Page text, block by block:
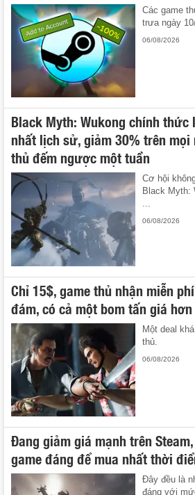
Các game
trưa ngày
06/08/2026
Black Myth: Wukong chính
nhất lịch sử, giảm 30% trên mọi
thủ đếm ngược một tuần
Cơ hội
Black Myth:
...
06/08/2026
Chỉ 15$, game thủ nhận miễn
đám, có cả một bom tấn giá
Một deal
thủ.
06/08/2026
Đang giảm giá mạnh trên
game đáng để mua nhất thời
Đây đều là
đáng với